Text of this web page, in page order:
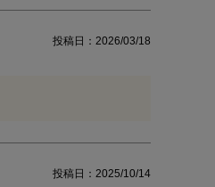
投稿日 2026/03/18
投稿日 2025/10/14